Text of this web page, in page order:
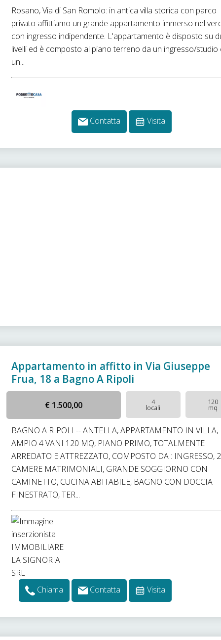
Rosano, Via di San Romolo: in antica villa storica con parco
privato affittiamo un grande appartamento immerso nel
con ingresso indipendente. L'appartamento è disposto su
livelli ed è composto al piano terreno da un ingresso/studio
un...
Contatta Visita
Appartamento in affitto in Via Giuseppe
Frua, 18 a Bagno A Ripoli
€ 1.500,00 4
locali
120
mq
BAGNO A RIPOLI -- ANTELLA, APPARTAMENTO IN VILLA,
AMPIO 4 VANI 120 MQ, PIANO PRIMO, TOTALMENTE
ARREDATO E ATTREZZATO, COMPOSTO DA : INGRESSO, 2
CAMERE MATRIMONIALI, GRANDE SOGGIORNO CON
CAMINETTO, CUCINA ABITABILE, BAGNO CON DOCCIA
FINESTRATO, TER...
Chiama Contatta Visita